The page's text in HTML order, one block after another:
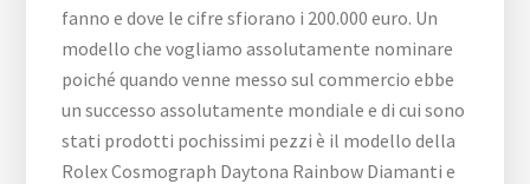
fanno e dove le cifre sfiorano i 200.000 euro. Un
modello che vogliamo assolutamente nominare
poiché quando venne messo sul commercio ebbe
un successo assolutamente mondiale e di cui sono
stati prodotti pochissimi pezzi è il modello della
Rolex Cosmograph Daytona Rainbow Diamanti e